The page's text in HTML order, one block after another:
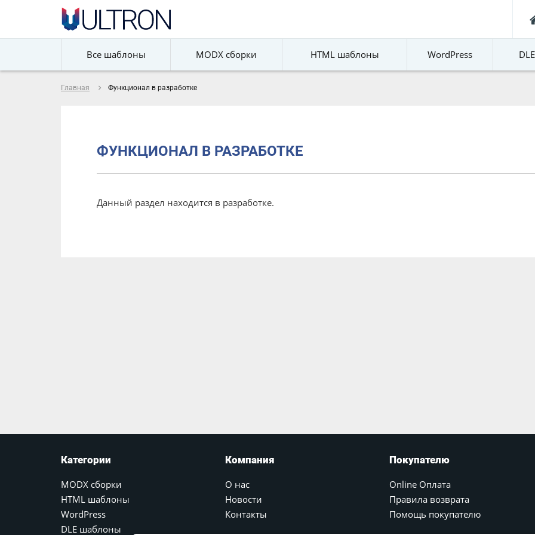
Все шаблоны MODX сборки HTML шаблоны WordPress
Главная navigate_next Функционал в разработке
ФУНКЦИОНАЛ В РАЗРАБОТКЕ
Данный раздел находится в разработке.
Категории
MODX сборки
HTML шаблоны
WordPress
DLE шаблоны
Компания
О нас
Новости
Контакты
Покупателю
Online Оплата
Правила возврата
Помощь покупателю